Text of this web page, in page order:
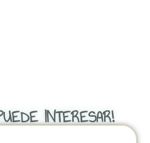
INTERESAR!